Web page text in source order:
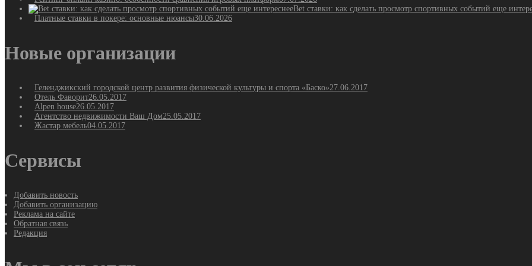
Bet ставки: как сделать просмотр спортивных событий еще
Платные ставки в покере: основные нюансы30.06.2026
Новые организации
Геленджикский городской центр развития физической культуры и спорта «Баско»27.06.2017
Отель Фаворит26.05.2017
Alpen house26.05.2017
Агентство недвижимости Ваш Дом25.05.2017
Жастар мебель04.05.2017
Сервисы
Добавить новость
Добавить организацию
Реклама на сайте
Обратная связь
Редакция